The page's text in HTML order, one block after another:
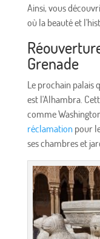
Ainsi, vous
où la beauté et
Grenade
Le prochain palais
est l'Alhambra.
comme
réclamationpour
ses chambres et